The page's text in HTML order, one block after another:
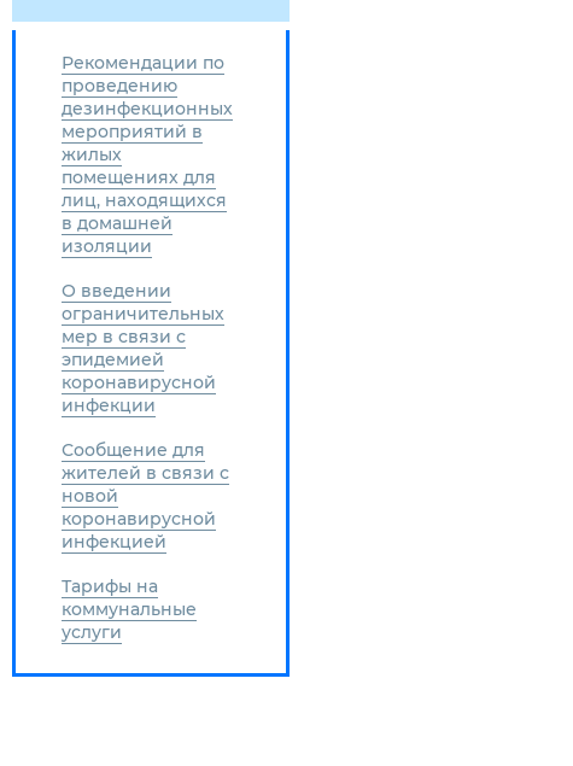
Рекомендации по
проведению
дезинфекционных
мероприятий в
жилых
помещениях для
лиц, находящихся
в домашней
изоляции
О введении
ограничительных
мер в связи с
эпидемией
коронавирусной
инфекции
Сообщение для
жителей в связи с
новой
коронавирусной
инфекцией
Тарифы на
коммунальные
услуги